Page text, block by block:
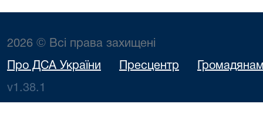
2026 © Всі права захищені
Про ДСА України Пресцентр
v1.38.1